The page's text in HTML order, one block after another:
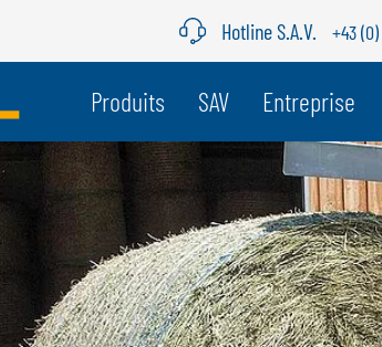
votre pays
BELGIQUE
GÖWEIL BNL
NEDERLANDS
FRANÇAIS
DEUTSCH
Hotline S.A.V. +43 (0)
Produits SAV Entreprise